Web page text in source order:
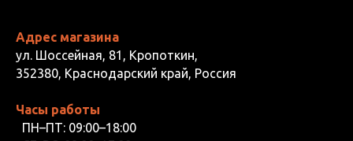
Адрес магазина
ул. Шоссейная, 81, Кропоткин,
352380, Краснодарский край, Россия
Часы работы
ПН–ПТ: 09:00–18:00